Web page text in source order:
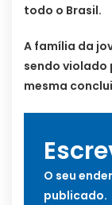
todo o Brasil.
A família da
sendo violado
mesma
O seu
publicado.